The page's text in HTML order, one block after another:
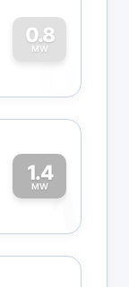
0.8
MW
0
1.4
MW1